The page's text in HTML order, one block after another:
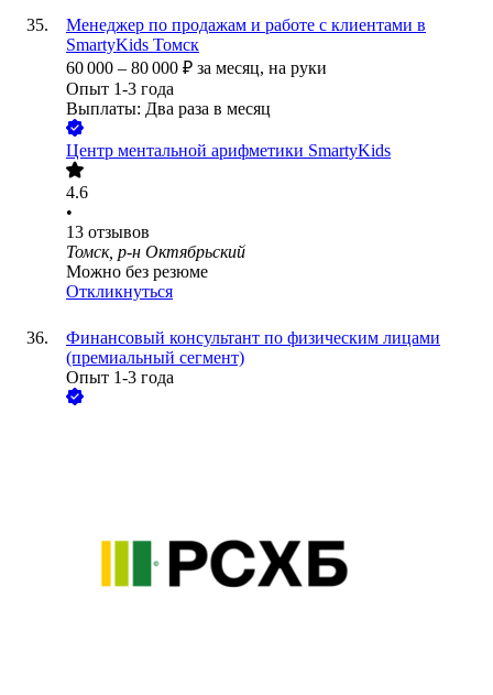
Менеджер по продажам и работе с клиентами в
SmartyKids Томск
60 000 – 80 000 ₽ за месяц, на руки
Опыт 1-3 года
Выплаты: Два раза в месяц
Центр ментальной арифметики SmartyKids
4.6
•
13 отзывов
Томск, р-н Октябрьский
Можно без резюме
Откликнуться
Финансовый консультант по физическим лицами
(премиальный сегмент)
Опыт 1-3 года